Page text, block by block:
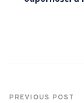
PREVIOUS POST